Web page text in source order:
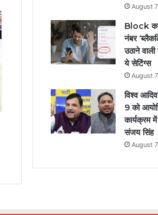
August
Block
नंबर
उठाने
ये सेटिंग्स
August
विश्व
9 को
कार्यक्रम
संजय सिंह
August